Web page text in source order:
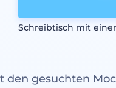
Schreibtisch mit
den gesuchten